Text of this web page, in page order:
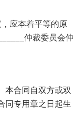
应本着平等的原
仲裁委员会仲
本合同自双方或双
同专用章之日起生